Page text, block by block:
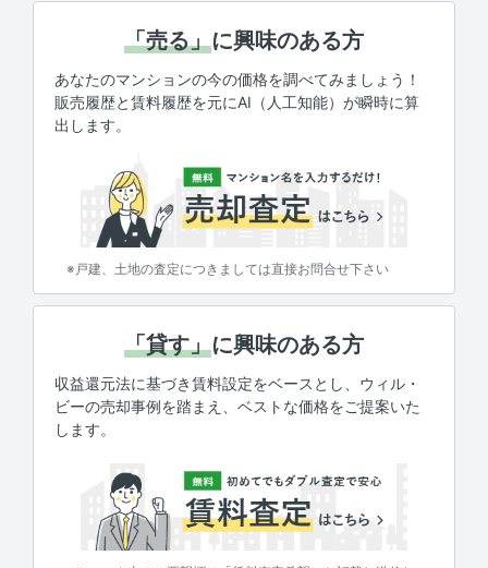
「売る」に興味のある方
あなたのマンションの今の価格を調べてみましょう！
販売履歴と賃料履歴を元にAI（人工知能）が瞬時に算
出します。
※戸建、土地の査定につきましては直接お問合せ下さい
「貸す」に興味のある方
収益還元法に基づき賃料設定をベースとし、ウィル・
ビーの売却事例を踏まえ、ベストな価格をご提案いた
します。